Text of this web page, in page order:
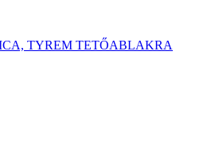
TYREM TETŐABLAKRA